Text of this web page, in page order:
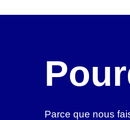
Parce que nous